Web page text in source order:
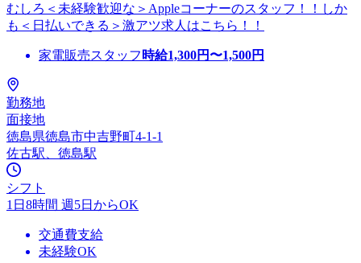
むしろ＜未経験歓迎な＞Appleコーナーのスタッフ！！しか
も＜日払いできる＞激アツ求人はこちら！！
家電販売スタッフ 時給1,300円〜1,500円
勤務地
面接地
徳島県徳島市中吉野町4-1-1
佐古駅、徳島駅
シフト
1日8時間 週5日からOK
交通費支給
未経験OK